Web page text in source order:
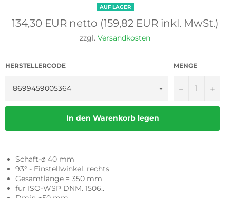
AUF LAGER
Normaler
Preis
134,30 EUR netto (159,82 EUR inkl. MwSt.)
zzgl. Versandkosten
HERSTELLERCODE MENGE
− +
In den Warenkorb legen
Schaft-ø 40 mm
93° - Einstellwinkel, rechts
Gesamtlänge = 350 mm
für ISO-WSP DNM. 1506..